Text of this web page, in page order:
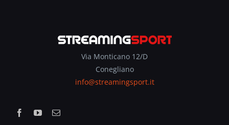
Via Monticano 12/D
Conegliano
info@streamingsport.it